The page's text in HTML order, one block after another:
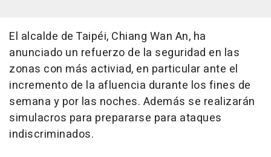
El alcalde de Taipéi, Chiang Wan An, ha
anunciado un refuerzo de la seguridad en las
zonas con más activiad, en particular ante el
incremento de la afluencia durante los fines de
semana y por las noches. Además se realizarán
simulacros para prepararse para ataques
indiscriminados.